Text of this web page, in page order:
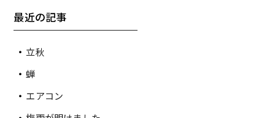
最近の記事
立秋
蝉
エアコン